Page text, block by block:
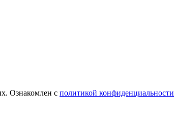
Ознакомлен с политикой конфиденциальности